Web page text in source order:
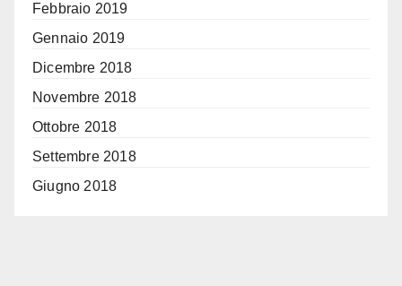
Febbraio 2019
Gennaio 2019
Dicembre 2018
Novembre 2018
Ottobre 2018
Settembre 2018
Giugno 2018